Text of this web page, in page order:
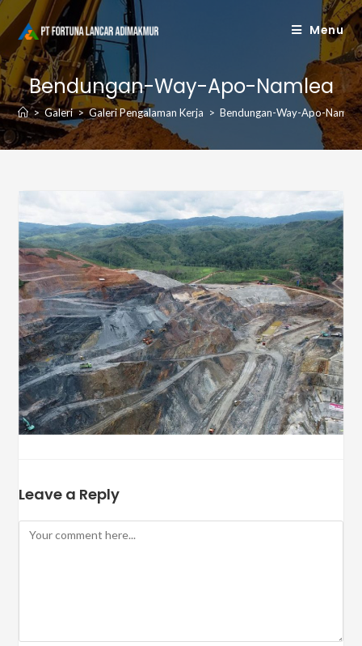
Skip
to
content
Menu
Bendungan-Way-Apo-Namlea
> Galeri > Galeri Pengalaman Kerja > Bendungan-Way-Apo-Namlea
Leave a Reply
Comment